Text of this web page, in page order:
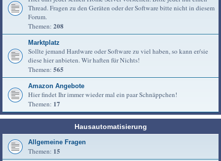
Thread. Fragen zu den Geräten oder der Software bitte nicht in diesem
Forum.
Themen: 208
Marktplatz
Sollte jemand Hardware oder Software zu viel haben, so kann er/sie
diese hier anbieten. Wir haften für Nichts!
Themen: 565
Amazon Angebote
Hier findet Ihr immer wieder mal ein paar Schnäppchen!
Themen: 17
Hausautomatisierung
Allgemeine Fragen
Themen: 15